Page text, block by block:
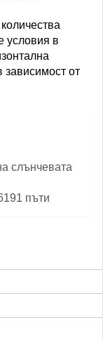
условия в
зависимост от
слънчевата
пъти